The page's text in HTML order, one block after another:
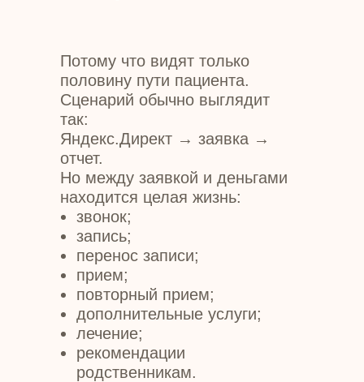
Потому что видят только
половину пути пациента.
Сценарий обычно выглядит
так:
Яндекс.Директ → заявка →
отчет.
Но между заявкой и деньгами
находится целая жизнь:
звонок;
запись;
перенос записи;
прием;
повторный прием;
дополнительные услуги;
лечение;
рекомендации
родственникам.